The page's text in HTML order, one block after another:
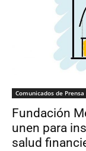
Comunicados de Prensa
Fundación
unen para
salud